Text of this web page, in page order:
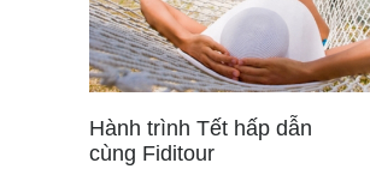
Hành trình Tết hấp dẫn
cùng Fiditour